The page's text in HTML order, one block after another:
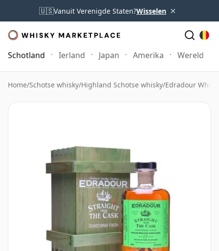
🇺🇸Vanuit Verenigde Staten?Wisselen ×
Schotland Ierland Japan Amerika Wereld
Home/Schotse whisky/Highland Schotse whisky/Edradour